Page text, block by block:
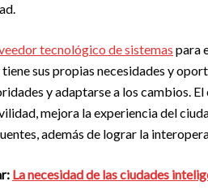
tecnológico de sistemas para
sus propias necesidades y
y adaptarse a los cambios.
mejora la experiencia del
además de lograr la
La necesidad de las ciudades